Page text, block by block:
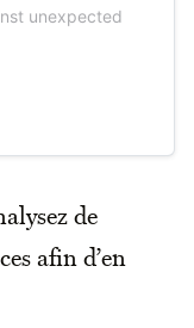
unexpected
de
afin d’en